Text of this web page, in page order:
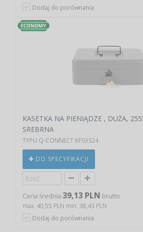
Dodaj do porównania
KASETKA NA PIENIĄDZE , DUŻA,
SREBRNA
TYPU Q-CONNECT KF03324
DO SPECYFIKACJI
Cena średnia 39,13 PLN brutto
max. 40,55 PLN min. 38,43 PLN
Dodaj do porównania